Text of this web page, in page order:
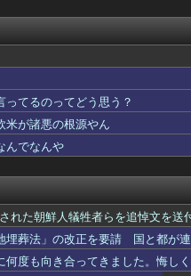
ネット民驚嘆
状態だが意識は正常で何...
てるわ」
ｗｗｗ
～20代の約7割...
ら値上げ
不可避
推移 「当たれば一攫...
供＝韓国SNS...
メディア！
推移 「当たれば一攫...
公務員試験に合格とは書...
が「グエン」さんだっ...
てるのってどう思う？
米が諸悪の根源やん
んでなんや
れた朝鮮人犠牲者らを追悼文を送
埋葬法」の改正を要請 国と都が
度も向き合ってきました。悔しく